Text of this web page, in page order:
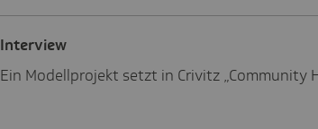
Inter­view
Ein Modellprojekt setzt in Crivitz „Community